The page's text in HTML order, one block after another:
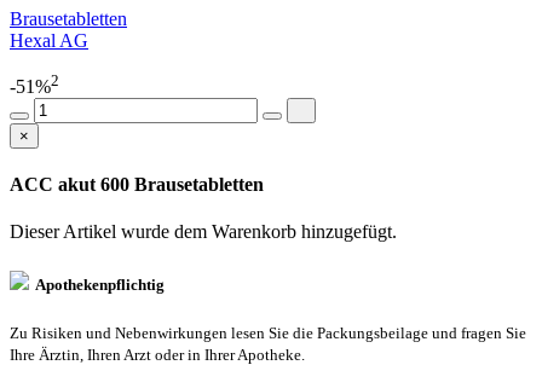
Brausetabletten
Hexal AG
-51%2
×
ACC akut 600 Brausetabletten
Dieser Artikel wurde dem Warenkorb hinzugefügt.
Apothekenpflichtig
Zu Risiken und Nebenwirkungen lesen Sie die Packungsbeilage und fragen Sie
Ihre Ärztin, Ihren Arzt oder in Ihrer Apotheke.